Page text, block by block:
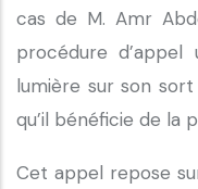
cas de M. Amr
procédure
lumière sur son
qu’il bénéficie de la
Cet appel repose